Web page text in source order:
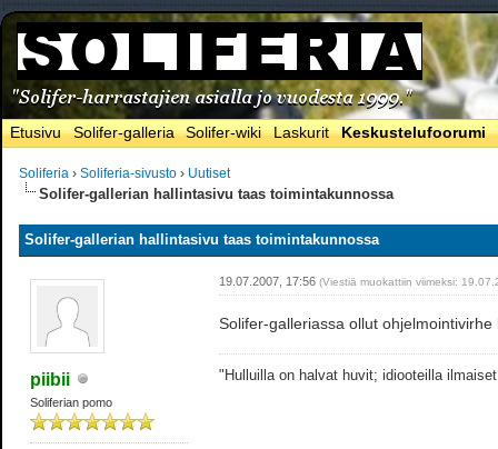
Etusivu Solifer-galleria Solifer-wiki Laskurit Keskustelufoorumi
Soliferia ›Soliferia-sivusto › Uutiset
Solifer-gallerian hallintasivu taas toimintakunnossa
Solifer-gallerian hallintasivu taas toimintakunnossa
piibii
Soliferian pomo
19.07.2007, 17:56(Viestiä muokattiin viimeksi:
Solifer-galleriassa ollut
"Hulluilla on halvat huvit; idiooteilla